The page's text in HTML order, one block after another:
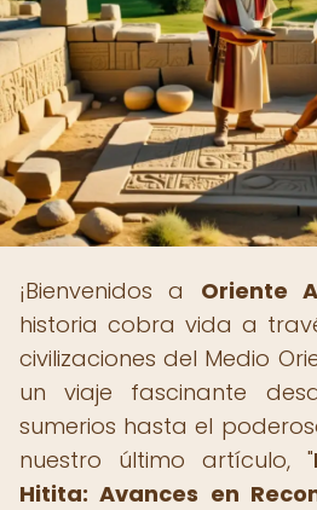
¡Bienvenidos a Oriente
historia cobra vida a
civilizaciones del Medio
un viaje fascinante
sumerios hasta el
nuestro último artículo, "
Hitita: Avances en